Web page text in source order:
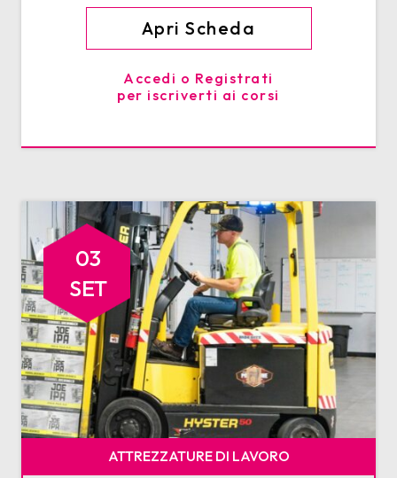
Apri Scheda
Accedi o Registrati
per iscriverti ai corsi
03
SET
ATTREZZATURE DI LAVORO